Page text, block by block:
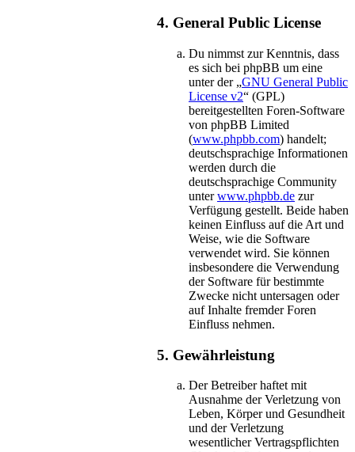
4. General Public License
Du nimmst zur Kenntnis, dass
es sich bei phpBB um eine
unter der „GNU General Public
License v2“ (GPL)
bereitgestellten Foren-Software
von phpBB Limited
(www.phpbb.com) handelt;
deutschsprachige Informationen
werden durch die
deutschsprachige Community
unterwww.phpbb.de zur
Verfügung gestellt. Beide haben
keinen Einfluss auf die Art und
Weise, wie die Software
verwendet wird. Sie können
insbesondere die Verwendung
der Software für bestimmte
Zwecke nicht untersagen oder
auf Inhalte fremder Foren
Einfluss nehmen.
5. Gewährleistung
Der Betreiber haftet mit
Ausnahme der Verletzung von
Leben, Körper und Gesundheit
und der Verletzung
wesentlicher Vertragspflichten